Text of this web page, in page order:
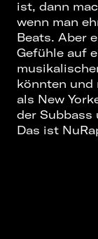
ist, dann
wenn man
Beats. Aber
Gefühle auf
könnten und
als New
der Subbass
Das ist